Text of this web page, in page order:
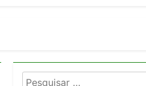
e fortalece infraestrutura
Pesquisar